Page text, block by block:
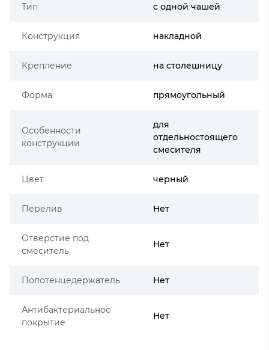
Тип с одной чашей
Конструкция накладной
Крепление на столешницу
Форма прямоугольный
Особенности
конструкции
для
отдельностоящего
смесителя
Цвет черный
Перелив Нет
Отверстие под
смеситель
Нет
Полотенцедержатель Нет
Антибактериальное
покрытие
Нет